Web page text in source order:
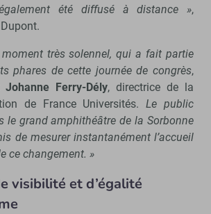
également été diffusé à distance »,
moment très solennel, qui a fait partie
phares de cette journée de congrès,
Johanne Ferry-Dély, directrice de la
de France Universités.Le public
le grand amphithéâtre de la Sorbonne
de mesurer instantanément l’accueil
ce changement. »
visibilité et d’égalité